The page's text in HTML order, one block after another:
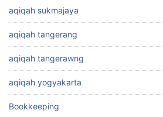
aqiqah sukmajaya
aqiqah tangerang
aqiqah tangerawng
aqiqah yogyakarta
Bookkeeping